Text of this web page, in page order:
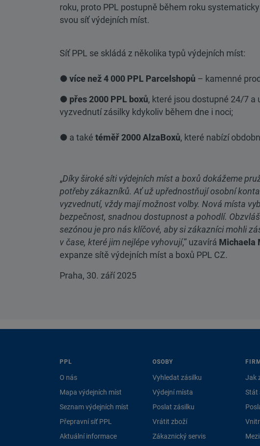
roku, proto PPL postupně během roku
svou síť výdejních míst.
Síť PPL se skládá z několika typů výdejních míst:
● více než 4 000 PPL Parcelshopů – kamenné
● přes 2000 PPL boxů, které jsou dostupné 24/7
vyzvednutí zásilky kdykoliv během dne i noci;
● a také téměř 2000 AlzaBoxů, které nabízí
„Díky široké síti výdejních míst a boxů dokážeme
potřeby zákazníků. Ať už upřednostňují osobní
vyzvednutí, vždy mají možnost volby. Nová místa
bezpečnost, snadnou dostupnost a pohodlí.
sezónou je pro nás klíčové, aby si zákazníci mohli
v čase, které jim nejlépe vyhovují,” uzavírá Michaela
expanze sítě výdejních míst a boxů PPL CZ.
Praha, 30. září 2025
PPL
O nás
Mapa výdejních míst
Seznam výdejních míst
Přepravní síť PPL
Aktuální informace
OSOBY
Vyhledat zásilku
Výdejní místa
Poslat zásilku
Vrátit zboží
Zákaznický servis
Jak
Stát